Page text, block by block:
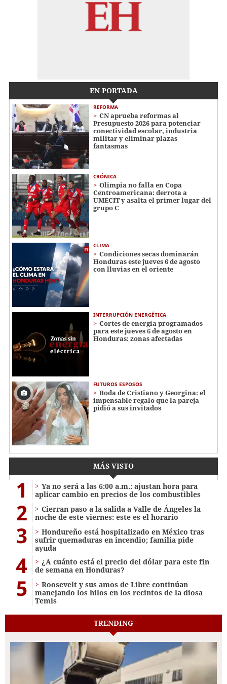
EN PORTADA
REFORMA
CN aprueba reformas al
Presupuesto 2026 para potenciar
conectividad escolar, industria
militar y eliminar plazas
fantasmas
CRÓNICA
Olimpia no falla en Copa
Centroamericana: derrota a
UMECIT y asalta el primer lugar del
grupo C
CLIMA
Condiciones secas dominarán
Honduras este jueves 6 de agosto
con lluvias en el oriente
INTERRUPCIÓN ENERGÉTICA
Cortes de energía programados
para este jueves 6 de agosto en
Honduras: zonas afectadas
FUTUROS ESPOSOS
Boda de Cristiano y Georgina: el
impensable regalo que la pareja
pidió a sus invitados
MÁS VISTO
1
Ya no será a las 6:00 a.m.: ajustan hora para
aplicar cambio en precios de los combustibles
2
Cierran paso a la salida a Valle de Ángeles la
noche de este viernes: este es el horario
3
Hondureño está hospitalizado en México tras
sufrir quemaduras en incendio; familia pide
ayuda
4
¿A cuánto está el precio del dólar para este fin
de semana en Honduras?
5
Roosevelt y sus amos de Libre continúan
manejando los hilos en los recintos de la diosa
Temis
TRENDING